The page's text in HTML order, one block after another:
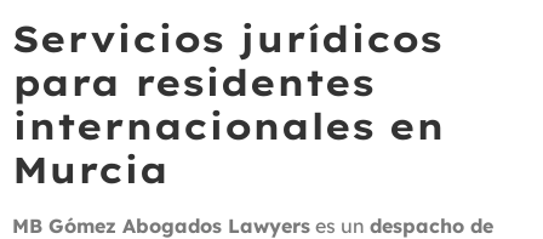
Servicios jurídicos
para residentes
internacionales en
Murcia
MB Gómez Abogados Lawyers es un despacho de